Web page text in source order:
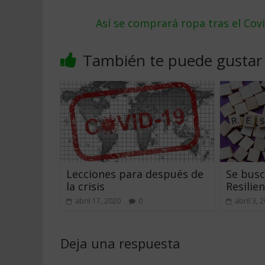
Así se comprará ropa tras el
También te puede gustar
Lecciones para después de
la crisis
abril 17, 2020 0
Se
abril 3,
Deja una respuesta